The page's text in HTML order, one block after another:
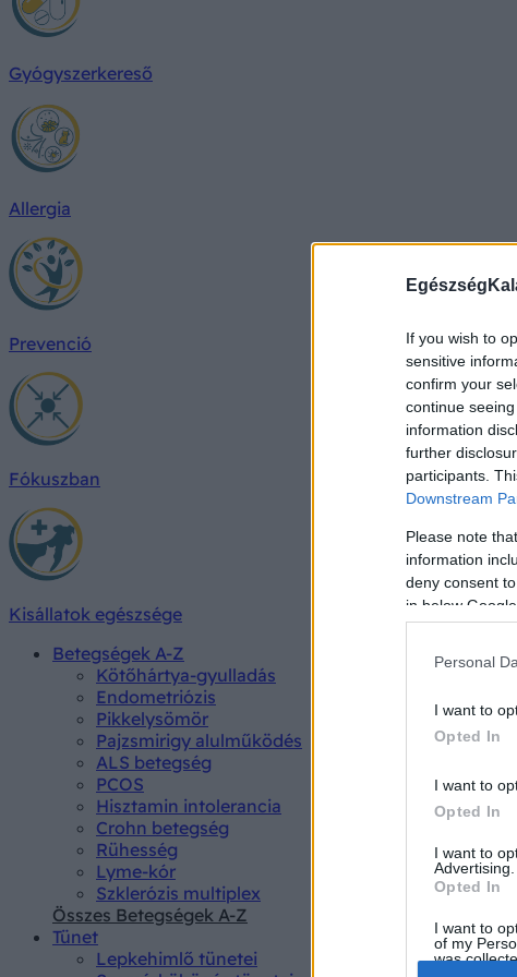
If you wish to
sensitive
confirm your
continue
information
further
participants.
Downstream
Please note
information
deny consent
in below
Personal
I want to
Opted In
I want to
Opted In
I want to
Advertising.
Opted In
I want to
of my
was
Gyógyszerkereső
Allergia
Prevenció
Fókuszban
Kisállatok egészsége
Betegségek A-Z
Kötőhártya-gyulladás
Endometriózis
Pikkelysömör
Pajzsmirigy alulműködés
ALS betegség
PCOS
Hisztamin intolerancia
Crohn betegség
Rühesség
Lyme-kór
Szklerózis multiplex
Összes Betegségek A-Z
Tünet
Lepkehimlő tünetei